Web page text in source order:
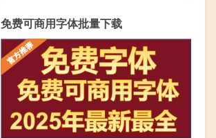
免费可商用字体批量下载